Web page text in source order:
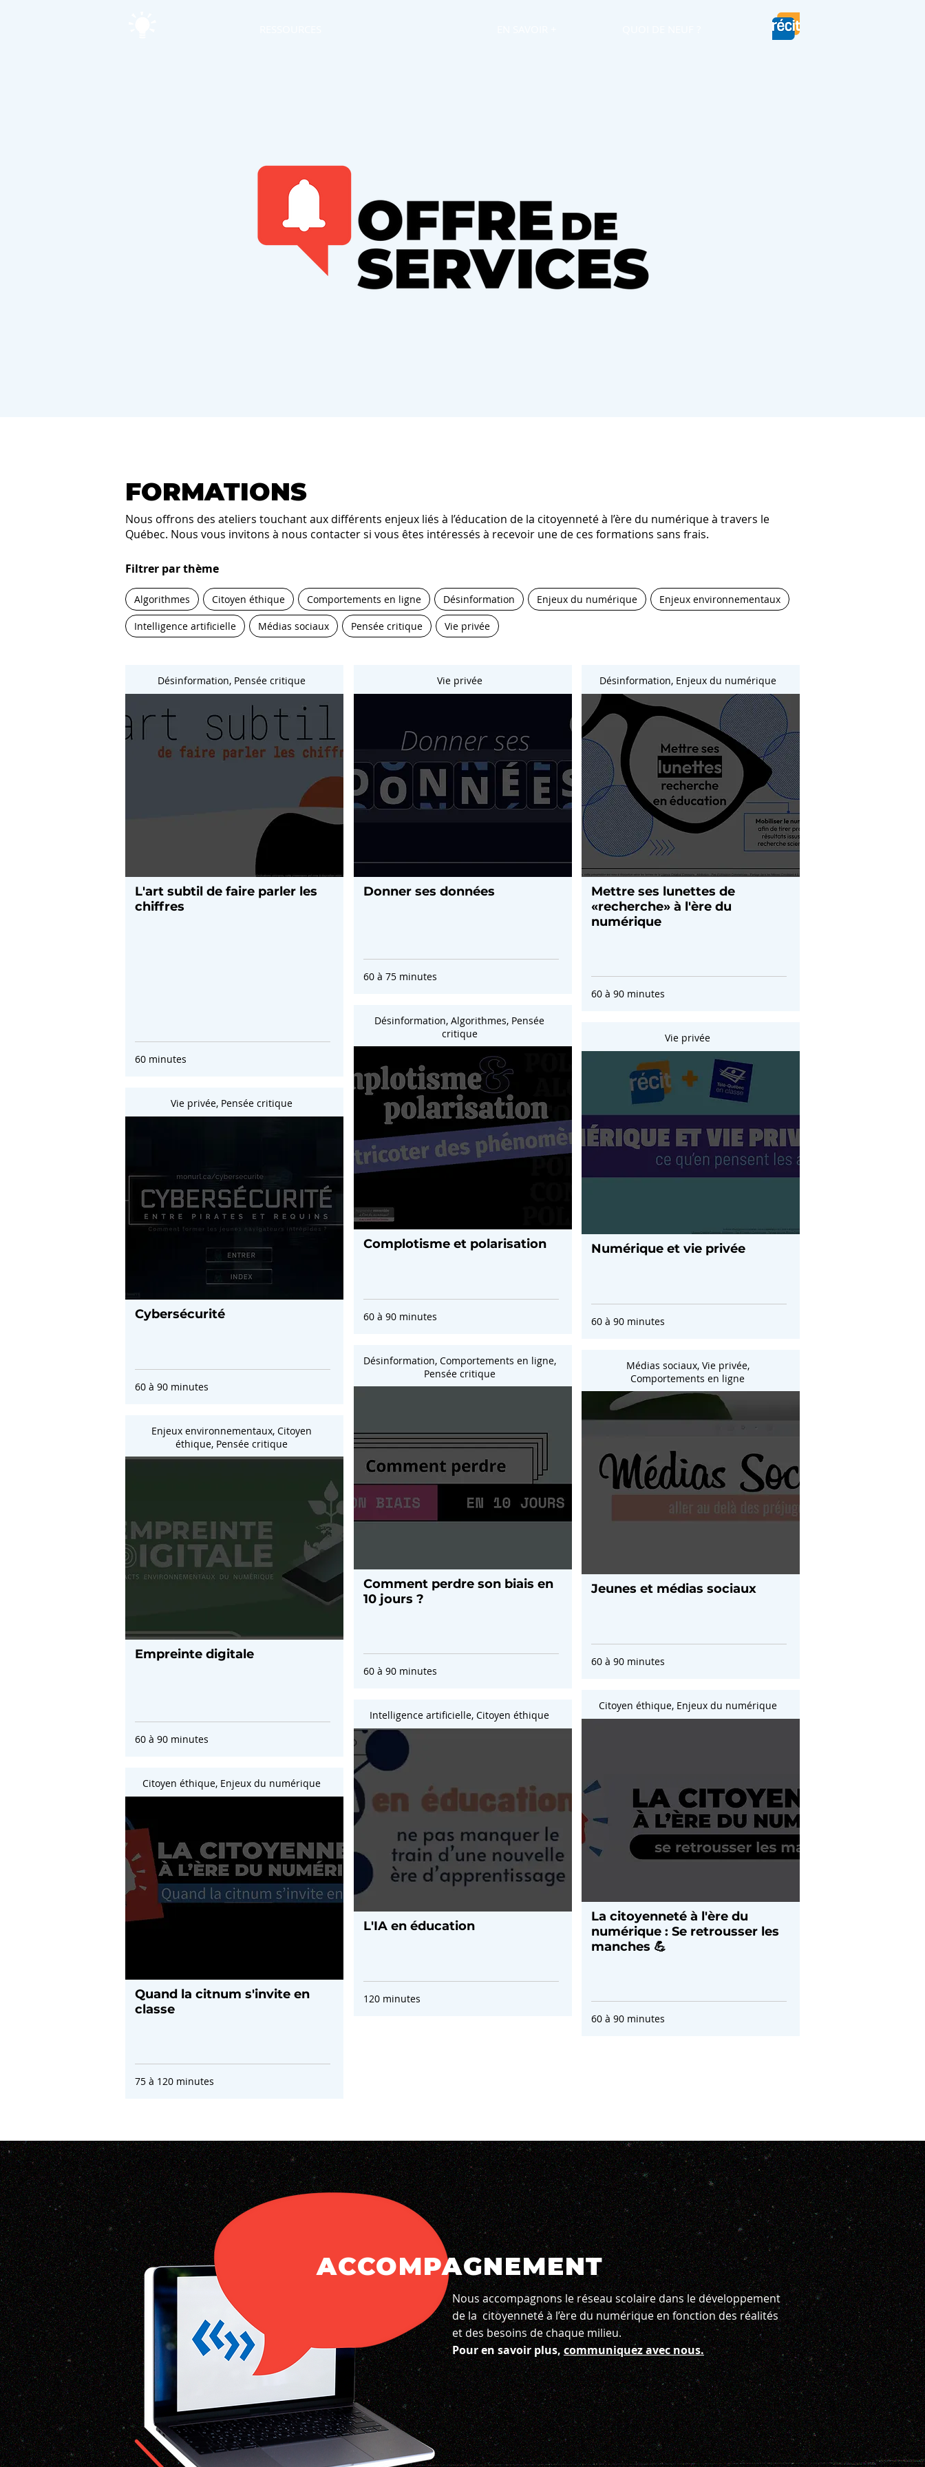
FORMATIONS
Nous offrons des ateliers touchant aux différents enjeux liés à l’éducation de la citoyenneté à l’ère du numérique à travers le
Québec. Nous vous invitons à nous contacter si vous êtes intéressés à recevoir une de ces formations sans frais.
Filtrer par thème
Algorithmes Citoyen éthique Comportements en ligne Désinformation Enjeux du numérique Enjeux environnementaux
Intelligence artificielle Médias sociaux Pensée critique Vie privée
Désinformation, Pensée critique
L'art subtil de faire parler les
chiffres
60 minutes
Vie privée, Pensée critique
Cybersécurité
60 à 90 minutes
Enjeux environnementaux, Citoyen
éthique, Pensée critique
Empreinte digitale
60 à 90 minutes
Citoyen éthique, Enjeux du numérique
Quand la citnum s'invite en
classe
75 à 120 minutes
Vie privée
Donner ses données
60 à 75 minutes
Désinformation, Algorithmes, Pensée
critique
Complotisme et polarisation
60 à 90 minutes
Désinformation, Comportements en ligne,
Pensée critique
Comment perdre son biais en
10 jours ?
60 à 90 minutes
Intelligence artificielle, Citoyen éthique
L'IA en éducation
120 minutes
Désinformation, Enjeux du numérique
Mettre ses lunettes de
«recherche» à l'ère du
numérique
60 à 90 minutes
Vie privée
Numérique et vie privée
60 à 90 minutes
Médias sociaux, Vie privée,
Comportements en ligne
Jeunes et médias sociaux
60 à 90 minutes
Citoyen éthique, Enjeux du numérique
La citoyenneté à l'ère du
numérique : Se retrousser les
manches 💪
60 à 90 minutes
Nous accompagnons le réseau scolaire dans le développement
de la citoyenneté à l’ère du numérique en fonction des réalités
et des besoins de chaque milieu.
Pour en savoir plus,communiquez avec nous.
ACCOMPAGNEMENT